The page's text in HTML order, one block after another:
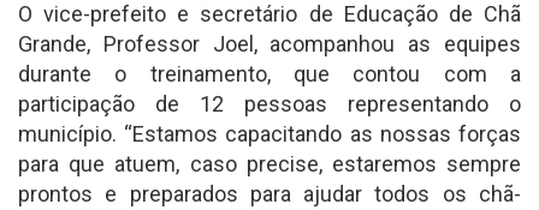
O vice-prefeito e secretário de Educação de Chã
Grande, Professor Joel, acompanhou as equipes
durante o treinamento, que contou com a
participação de 12 pessoas representando o
município. “Estamos capacitando as nossas forças
para que atuem, caso precise, estaremos sempre
prontos e preparados para ajudar todos os chã-